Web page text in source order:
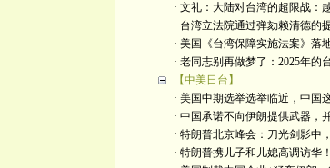
· 文礼：大陆对台湾的超限战：
· 台湾立法院通过弹劾赖清德的
· 美国《台湾保障实施法案》落
· 老同志别再做梦了：2025年的
【中美日台】
· 美国中期选举选举临近，中国
· 中国承诺不向伊朗提供武器，
· 特朗普北京峰会：刀光剑影中
· 特朗普携儿子和儿媳高调访华